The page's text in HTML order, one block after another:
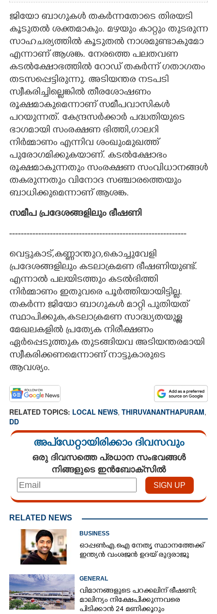
ZOOM
CONTACT US
ജിയോ ബാഗുകൾ തകർന്നതോടെ തിരയടി
കൂടുതൽ ശക്തമാകും. മഴയും കാറ്റും തുടരുന്ന
സാഹചര്യത്തിൽ കൂടുതൽ നാശമുണ്ടാകുമോ
എന്നാണ് ആശങ്ക. നേരത്തെ പലതവണ
കടൽക്ഷോഭത്തിൽ റോഡ് തകർന്ന് ഗതാഗതം
തടസപ്പെട്ടിരുന്നു. അടിയന്തര നടപടി
സ്വീകരിച്ചില്ലെങ്കിൽ തീരശോഷണം
രൂക്ഷമാകുമെന്നാണ് സമീപവാസികൾ
പറയുന്നത്. കേന്ദ്രസർക്കാർ പദ്ധതിയുടെ
ഭാഗമായി സംരക്ഷണ ഭിത്തി,ഗാലറി
നിർമ്മാണം എന്നിവ ശംഖുംമുഖത്ത്
പുരോഗമിക്കുകയാണ്. കടൽക്ഷോഭം
രൂക്ഷമാകുന്നതും സംരക്ഷണ സംവിധാനങ്ങൾ
തകരുന്നതും വിനോദ സഞ്ചാരത്തെയും
ബാധിക്കുമെന്നാണ് ആശങ്ക.
സമീപ പ്രദേശങ്ങളിലും ഭീഷണി
-------------------------------------------------------------
വെട്ടുകാട്,കണ്ണാന്തുറ,​കൊച്ചുവേളി
പ്രദേശങ്ങളിലും കടലാക്രമണ ഭീഷണിയുണ്ട്.
എന്നാൽ പലയിടത്തും കടൽഭിത്തി
നിർമ്മാണം ഇതുവരെ പൂർത്തിയായിട്ടില്ല.
തകർന്ന ജിയോ ബാഗുകൾ മാറ്റി പുതിയത്
സ്ഥാപിക്കുക,കടലാക്രമണ സാദ്ധ്യതയുള്ള
മേഖലകളിൽ പ്രത്യേക നിരീക്ഷണം
ഏർപ്പെടുത്തുക തുടങ്ങിയവ അടിയന്തരമായി
സ്വീകരിക്കണമെന്നാണ് നാട്ടുകാരുടെ
ആവശ്യം.
RELATED TOPICS: LOCAL NEWS, THIRUVANANTHAPURAM,
DD
അപ്ഡേറ്റായിരിക്കാം ദിവസവും
ഒരു ദിവസത്തെ പ്രധാന സംഭവങ്ങൾ
നിങ്ങളുടെ ഇൻബോക്സിൽ
RELATED NEWS
BUSINESS
ഓപ്പൺഎ.ഐ നേതൃ സ്ഥാനത്തേക്ക്
ഇന്ത്യൻ വംശജൻ ഉദയ് രുദ്ദരാജു
GENERAL
വിമാനങ്ങളുടെ പറക്കലിന് ഭീഷണി;​
മാലിന്യം നിക്ഷേപിക്കുന്നവരെ
പിടിക്കാൻ 24 മണിക്കൂറും